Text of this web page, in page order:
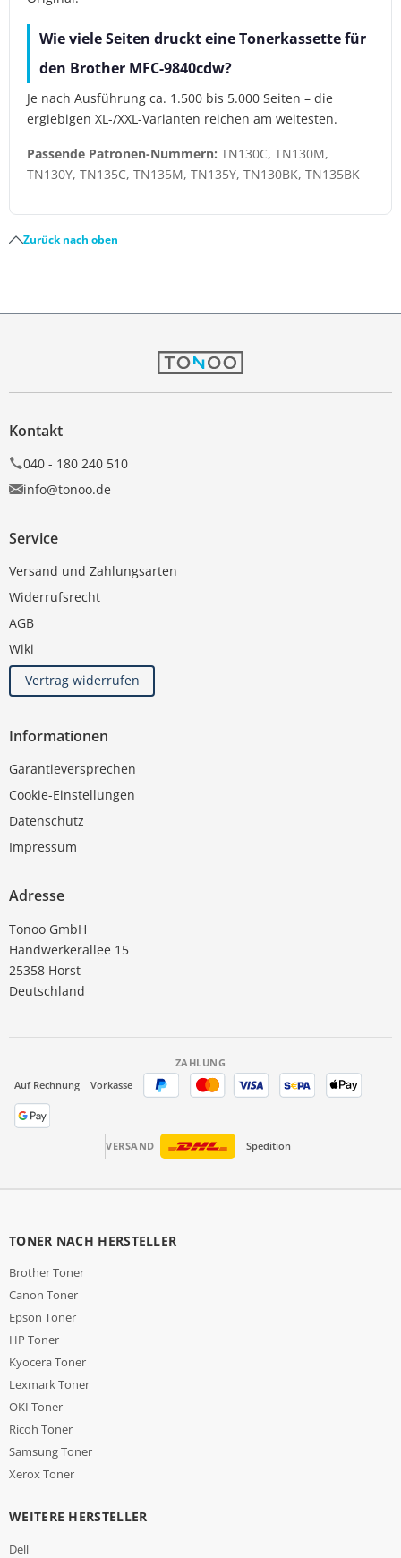
Wie viele Seiten druckt eine Tonerkassette für
den Brother MFC-9840cdw?
Je nach Ausführung ca. 1.500 bis 5.000 Seiten – die
ergiebigen XL-/XXL-Varianten reichen am weitesten.
Passende Patronen-Nummern: TN130C, TN130M,
TN130Y, TN135C, TN135M, TN135Y, TN130BK, TN135BK
Zurück nach oben
Kontakt
040 - 180 240 510
info@tonoo.de
Service
Versand und Zahlungsarten
Widerrufsrecht
AGB
Wiki
Vertrag widerrufen
Informationen
Garantieversprechen
Cookie-Einstellungen
Datenschutz
Impressum
Adresse
Tonoo GmbH
Handwerkerallee 15
25358 Horst
Deutschland
ZAHLUNG
Auf Rechnung
Vorkasse
VERSAND Spedition
TONER NACH HERSTELLER
Brother Toner
Canon Toner
Epson Toner
HP Toner
Kyocera Toner
Lexmark Toner
OKI Toner
Ricoh Toner
Samsung Toner
Xerox Toner
WEITERE HERSTELLER
Dell